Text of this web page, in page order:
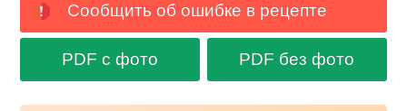
Сообщить об ошибке в рецепте
PDF с фото PDF без фото